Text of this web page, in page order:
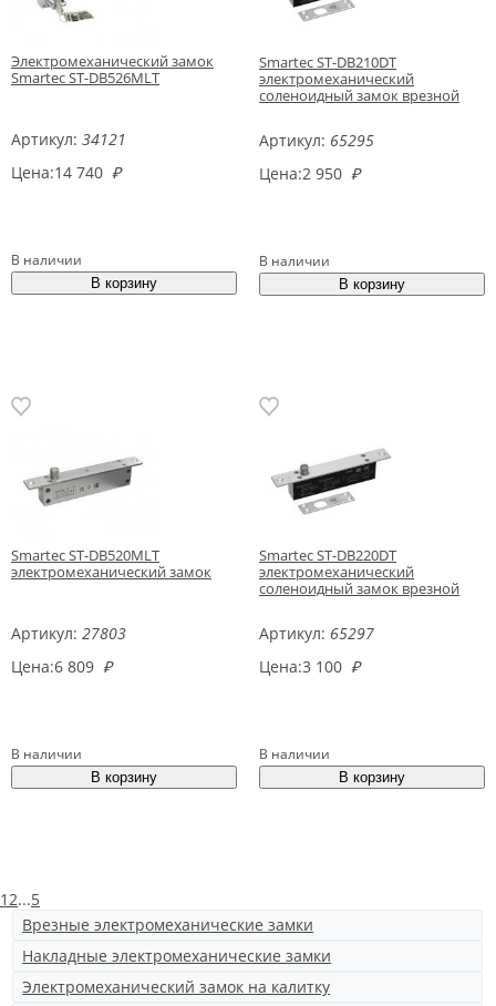
Электромеханический замок
Smartec ST-DB526MLT
Артикул: 34121
Цена:14 740 ₽
В наличии
Smartec ST-DB210DT
электромеханический
соленоидный замок врезной
Артикул: 65295
Цена:2 950 ₽
В наличии
Smartec ST-DB520MLT
электромеханический замок
Артикул: 27803
Цена:6 809 ₽
В наличии
Smartec ST-DB220DT
электромеханический
соленоидный замок врезной
Артикул: 65297
Цена:3 100 ₽
В наличии
12...5
Врезные электромеханические замки
Накладные электромеханические замки
Электромеханический замок на калитку